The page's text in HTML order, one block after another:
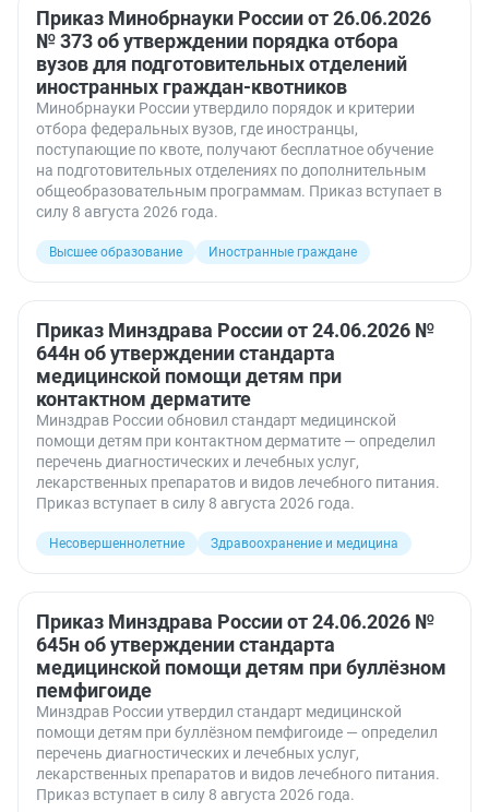
Приказ Минобрнауки России от 26.06.2026
№ 373 об утверждении порядка отбора
вузов для подготовительных отделений
иностранных граждан-квотников
Минобрнауки России утвердило порядок и критерии
отбора федеральных вузов, где иностранцы,
поступающие по квоте, получают бесплатное обучение
на подготовительных отделениях по дополнительным
общеобразовательным программам. Приказ вступает в
силу 8 августа 2026 года.
Высшее образование Иностранные граждане
Приказ Минздрава России от 24.06.2026 №
644н об утверждении стандарта
медицинской помощи детям при
контактном дерматите
Минздрав России обновил стандарт медицинской
помощи детям при контактном дерматите — определил
перечень диагностических и лечебных услуг,
лекарственных препаратов и видов лечебного питания.
Приказ вступает в силу 8 августа 2026 года.
Несовершеннолетние Здравоохранение и медицина
Приказ Минздрава России от 24.06.2026 №
645н об утверждении стандарта
медицинской помощи детям при буллёзном
пемфигоиде
Минздрав России утвердил стандарт медицинской
помощи детям при буллёзном пемфигоиде — определил
перечень диагностических и лечебных услуг,
лекарственных препаратов и видов лечебного питания.
Приказ вступает в силу 8 августа 2026 года.